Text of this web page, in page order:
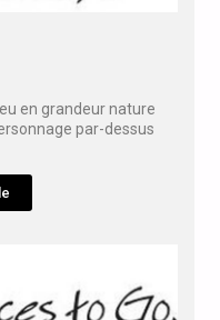
en grandeur nature
par-dessus